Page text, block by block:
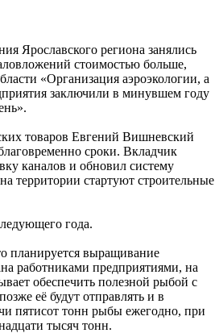
Ярославского региона занялись
стоимостью больше,
«Организация аэроэкологии, а
заключили в минувшем году
товаров Евгений Вишневский
сроки. Вкладчик
каналов и обновил систему
территории стартуют строительные
года.
планируется выращивание
работниками предприятиями, на
обеспечить полезной рыбой с
её будут отправлять и в
пятисот тонн рыбы ежегодно, при
тысяч тонн.